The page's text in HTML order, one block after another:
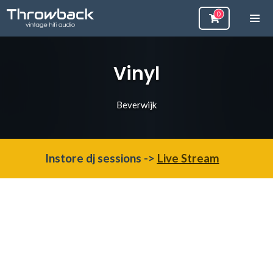
Vinyl
Beverwijk
Instore dj sessions -> Live Stream